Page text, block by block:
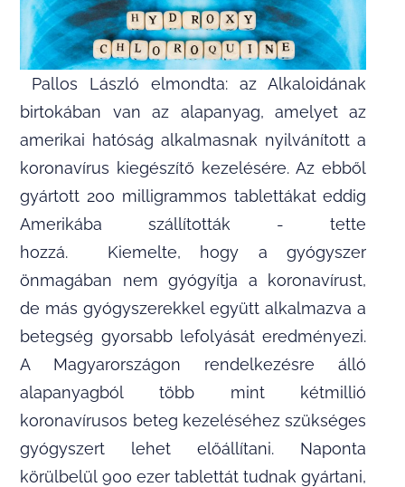
Pallos László elmondta: az Alkaloidának
birtokában van az alapanyag, amelyet az
amerikai hatóság alkalmasnak nyilvánított a
koronavírus kiegészítő kezelésére. Az ebből
gyártott 200 milligrammos tablettákat eddig
Amerikába szállították - tette
hozzá. Kiemelte, hogy a gyógyszer
önmagában nem gyógyítja a koronavírust,
de más gyógyszerekkel együtt alkalmazva a
betegség gyorsabb lefolyását eredményezi.
A Magyarországon rendelkezésre álló
alapanyagból több mint kétmillió
koronavírusos beteg kezeléséhez szükséges
gyógyszert lehet előállítani. Naponta
körülbelül 900 ezer tablettát tudnak gyártani,